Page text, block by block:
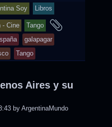
Soy Libros
- Cine Tango
galapagar
Tango
Aires y su
by ArgentinaMundo